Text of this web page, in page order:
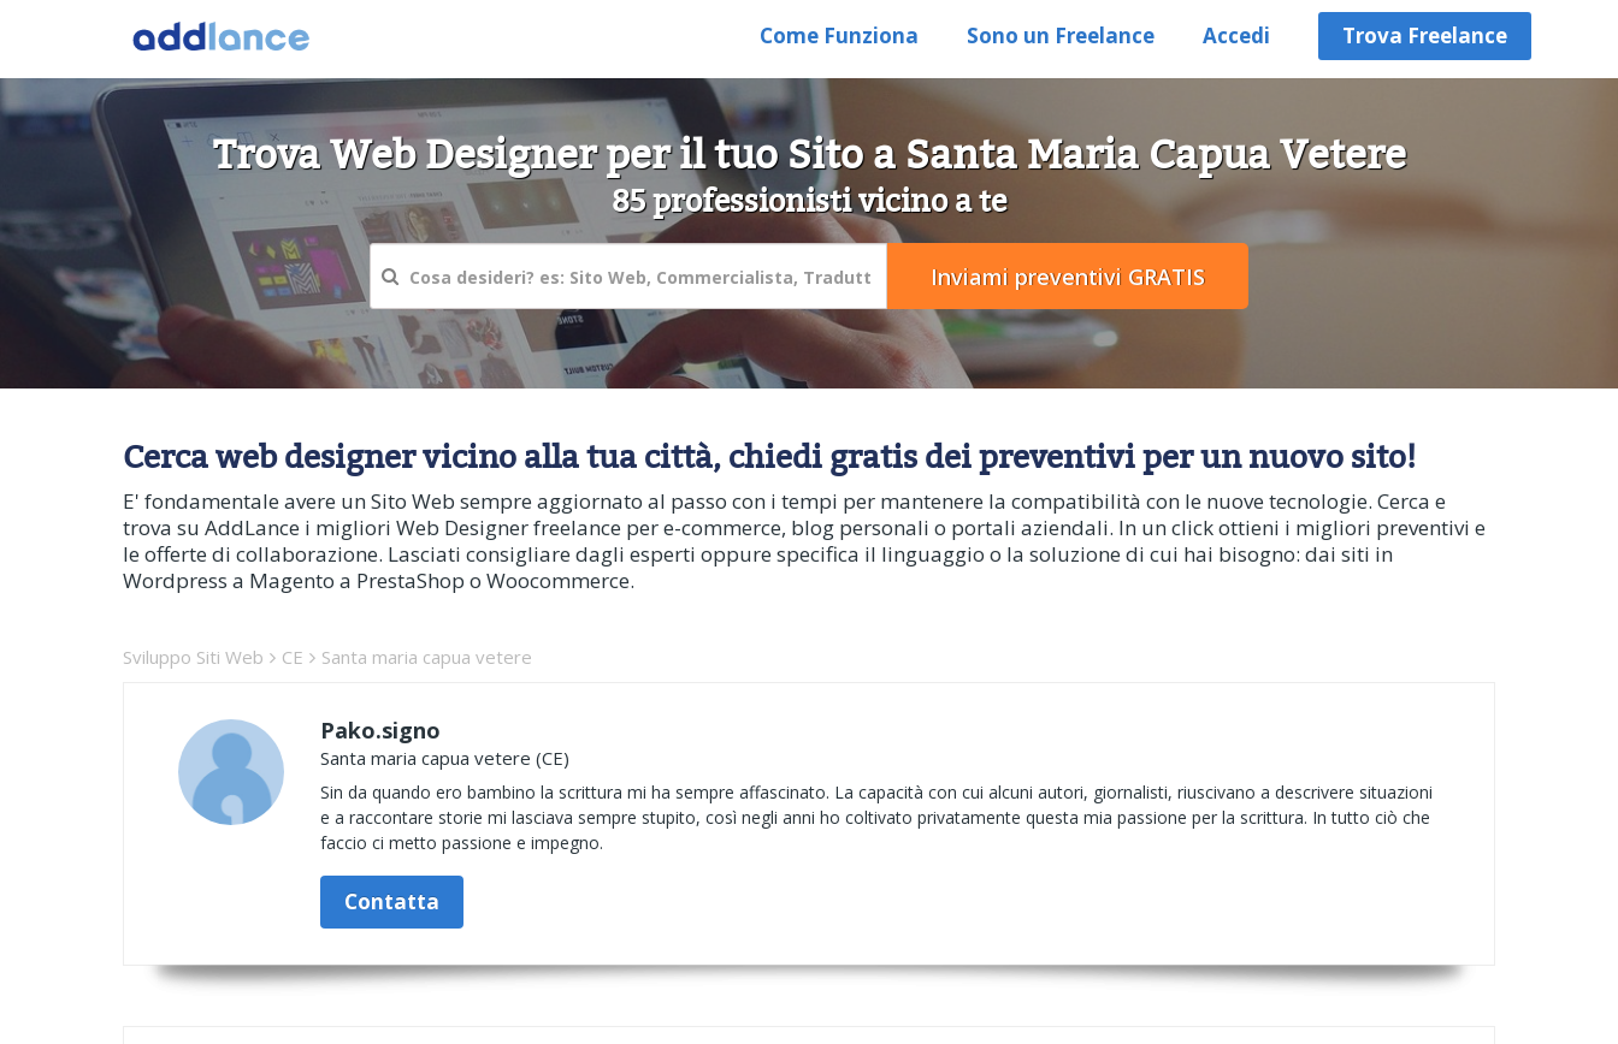
Come Funziona Sono un Freelance Accedi Trova Freelance
Trova Web Designer per il tuo Sito a Santa Maria Capua Vetere
85 professionisti vicino a te
Cerca web designer vicino alla tua città, chiedi gratis dei preventivi per un nuovo sito!
E' fondamentale avere un Sito Web sempre aggiornato al passo con i tempi per mantenere la compatibilità con le nuove tecnologie. Cerca e
trova su AddLance i migliori Web Designer freelance per e-commerce, blog personali o portali aziendali. In un click ottieni i migliori preventivi e
le offerte di collaborazione. Lasciati consigliare dagli esperti oppure specifica il linguaggio o la soluzione di cui hai bisogno: dai siti in
Wordpress a Magento a PrestaShop o Woocommerce.
Sviluppo Siti Web CE Santa maria capua vetere
Pako.signo
Santa maria capua vetere (CE)
Sin da quando ero bambino la scrittura mi ha sempre affascinato. La capacità con cui alcuni autori, giornalisti, riuscivano a descrivere situazioni
e a raccontare storie mi lasciava sempre stupito, così negli anni ho coltivato privatamente questa mia passione per la scrittura. In tutto ciò che
faccio ci metto passione e impegno.
Contatta